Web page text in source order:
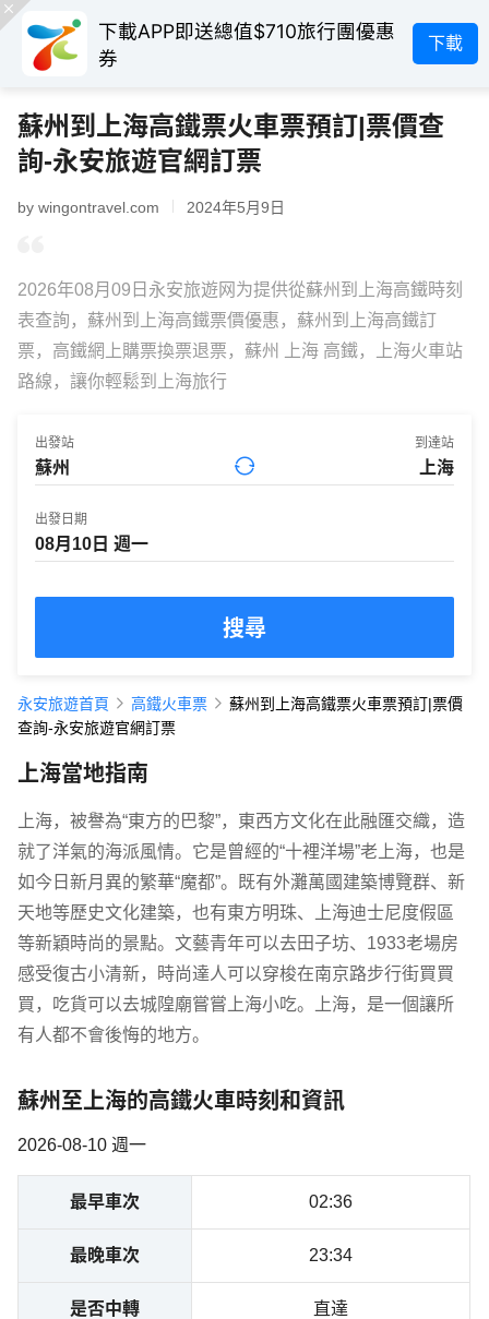
下載APP即送總值$710旅行團優惠
券
下載
蘇州到上海高鐵票火車票預訂|票價查
詢-永安旅遊官網訂票
by wingontravel.com 2024年5月9日
2026年08月09日永安旅遊网为提供從蘇州到上海高鐵時刻
表查詢，蘇州到上海高鐵票價優惠，蘇州到上海高鐵訂
票，高鐵網上購票換票退票，蘇州 上海 高鐵，上海火車站
路線，讓你輕鬆到上海旅行
出發站 到達站
出發日期
搜尋
永安旅遊首頁 高鐵火車票
蘇州到上海高鐵票火車票預訂|票價
查詢-永安旅遊官網訂票
上海當地指南
上海，被譽為“東方的巴黎”，東西方文化在此融匯交織，造
就了洋氣的海派風情。它是曾經的“十裡洋場”老上海，也是
如今日新月異的繁華“魔都”。既有外灘萬國建築博覽群、新
天地等歷史文化建築，也有東方明珠、上海迪士尼度假區
等新穎時尚的景點。文藝青年可以去田子坊、1933老場房
感受復古小清新，時尚達人可以穿梭在南京路步行街買買
買，吃貨可以去城隍廟嘗嘗上海小吃。上海，是一個讓所
有人都不會後悔的地方。
蘇州至上海的高鐵火車時刻和資訊
2026-08-10 週一
最早車次 02:36
最晚車次 23:34
是否中轉 直達